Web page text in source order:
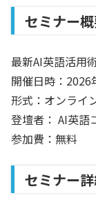
セミナー
最新AI英語活用
開催日時：
形式：オンライ
登壇者： AI英
参加費：無料
セミナー